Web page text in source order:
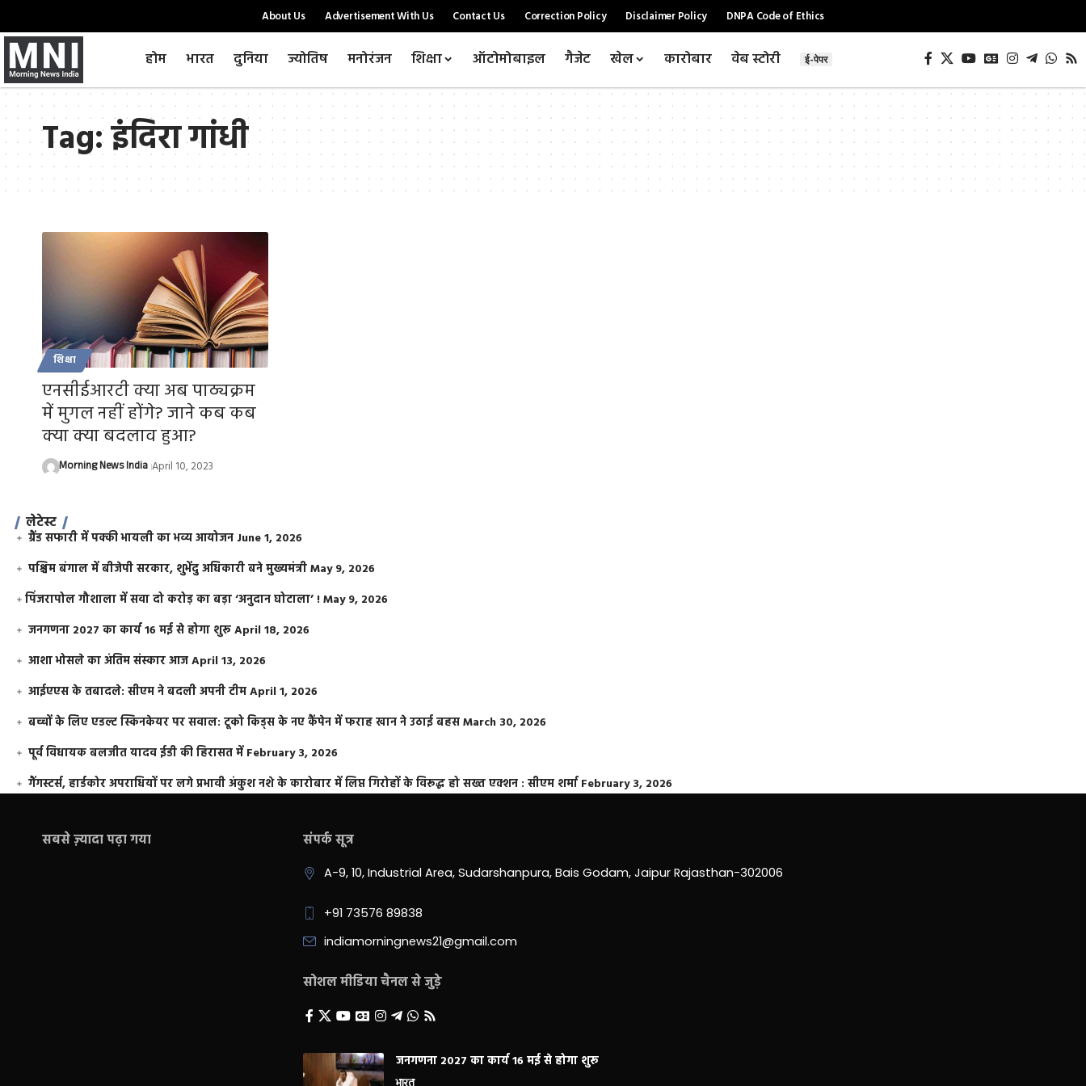
About Us Advertisement With Us Contact Us Correction Policy Disclaimer Policy DNPA Code of Ethics
होम भारत दुनिया ज्योतिष मनोरंजन शिक्षा ऑटोमोबाइल गैजेट खेल कारोबार वेब स्टोरी ई-पेपर
Tag:इंदिरा गांधी
शिक्षा
एनसीईआरटी क्या अब पाठ्यक्रम
में मुगल नहीं होंगे? जाने कब कब
क्या क्या बदलाव हुआ?
Morning News India April 10, 2023
लेटेस्ट
ग्रैंड सफारी में पक्की भायली का भव्य आयोजन June 1, 2026
पश्चिम बंगाल में बीजेपी सरकार, शुभेंदु अधिकारी बने मुख्यमंत्रीMay 9, 2026
​पिंजरापोल गौशाला में सवा दो करोड़ का बड़ा ‘अनुदान घोटाला’ !May 9, 2026
जनगणना 2027 का कार्य 16 मई से होगा शुरूApril 18, 2026
आशा भोसले का अंतिम संस्कार आजApril 13, 2026
आईएएस के तबादले: सीएम ने बदली अपनी टीमApril 1, 2026
बच्चों के लिए एडल्ट स्किनकेयर पर सवाल: टूको किड्स के नए कैंपेन में फराह खान ने उठाई बहसMarch 30, 2026
पूर्व विधायक बलजीत यादव ईडी की हिरासत में February 3, 2026
गैंगस्टर्स, हार्डकोर अपराधियों पर लगे प्रभावी अंकुश नशे के कारोबार में लिप्त गिरोहों के विरूद्ध हो सख्त एक्शन : सीएम शर्मा February 3, 2026
सबसे ज़्यादा पढ़ा गया संपर्क सूत्र
A-9, 10, Industrial Area, Sudarshanpura, Bais Godam, Jaipur Rajasthan-302006
+91 73576 89838
indiamorningnews21@gmail.com
सोशल मीडिया चैनल से जुड़े
जनगणना 2027 का कार्य 16 मई से होगा शुरू